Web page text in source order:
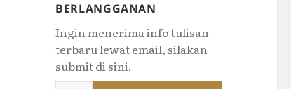
BERLANGGANAN
Ingin menerima info tulisan
terbaru lewat email, silakan
submit di sini.